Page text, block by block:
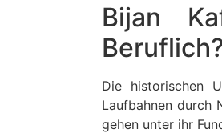
Bijan
Die historischen
Laufbahnen durch
gehen unter ihr